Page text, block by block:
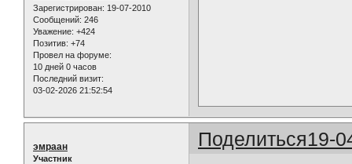
Зарегистрирован: 19-07-2010
Сообщений: 246
Уважение: +424
Позитив: +74
Провел на форуме:
10 дней 0 часов
Последний визит:
03-02-2026 21:52:54
Поделиться19-
эмраан
Участник